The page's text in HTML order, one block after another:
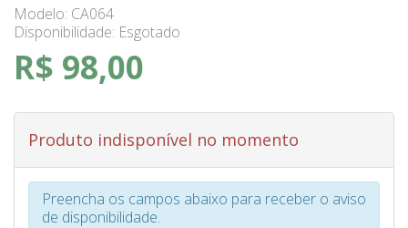
Modelo: CA064
Disponibilidade: Esgotado
R$ 98,00
Produto indisponível no momento
Preencha os campos abaixo para receber o aviso
de disponibilidade.